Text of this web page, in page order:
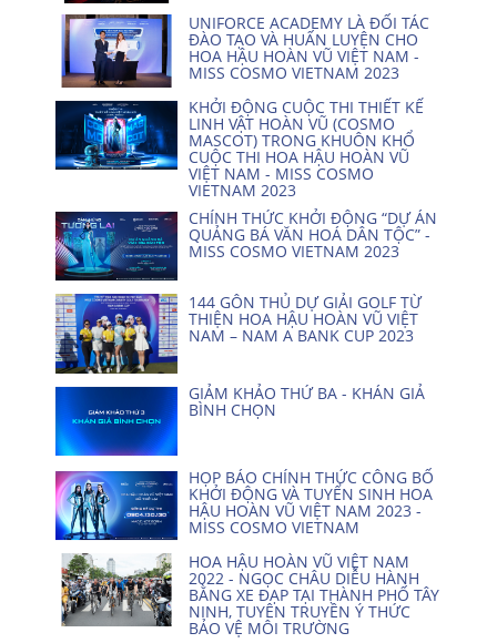
UNIFORCE ACADEMY LÀ ĐỐI TÁC
ĐÀO TẠO VÀ HUẤN LUYỆN CHO
HOA HẬU HOÀN VŨ VIỆT NAM -
MISS COSMO VIETNAM 2023
KHỞI ĐỘNG CUỘC THI THIẾT KẾ
LINH VẬT HOÀN VŨ (COSMO
MASCOT) TRONG KHUÔN KHỔ
CUỘC THI HOA HẬU HOÀN VŨ
VIỆT NAM - MISS COSMO
VIETNAM 2023
CHÍNH THỨC KHỞI ĐỘNG “DỰ ÁN
QUẢNG BÁ VĂN HOÁ DÂN TỘC” -
MISS COSMO VIETNAM 2023
144 GÔN THỦ DỰ GIẢI GOLF TỪ
THIỆN HOA HẬU HOÀN VŨ VIỆT
NAM – NAM A BANK CUP 2023
GIẢM KHẢO THỨ BA - KHÁN GIẢ
BÌNH CHỌN
HỌP BÁO CHÍNH THỨC CÔNG BỐ
KHỞI ĐỘNG VÀ TUYỂN SINH HOA
HẬU HOÀN VŨ VIỆT NAM 2023 -
MISS COSMO VIETNAM
HOA HẬU HOÀN VŨ VIỆT NAM
2022 - NGỌC CHÂU DIỄU HÀNH
BẰNG XE ĐẠP TẠI THÀNH PHỐ TÂY
NINH, TUYÊN TRUYỀN Ý THỨC
BẢO VỆ MÔI TRƯỜNG